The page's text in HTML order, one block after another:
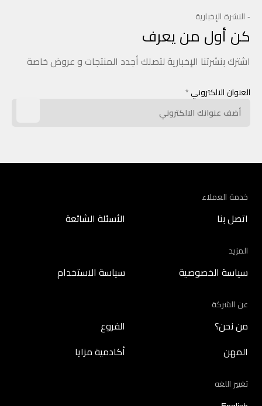
- النشرة الإخبارية
كن أول من يعرف
اشترك بنشرتنا الإخبارية لتصلك أجدد المنتجات و عروض خاصة
العنوان الالكتروني *
خدمة العملاء
اتصل بنا الأسئلة الشائعة
المزيد
سياسة الخصوصية سياسة الاستخدام
عن الشركة
من نحن؟ الفروع
المهن أكادمية مزايا
تغيير اللغه